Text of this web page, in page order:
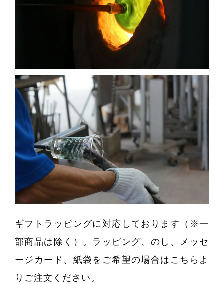
ギフトラッピングに対応しております（※一
部商品は除く）。ラッピング、のし、メッセ
ージカード、紙袋をご希望の場合はこちらよ
りご注文ください。